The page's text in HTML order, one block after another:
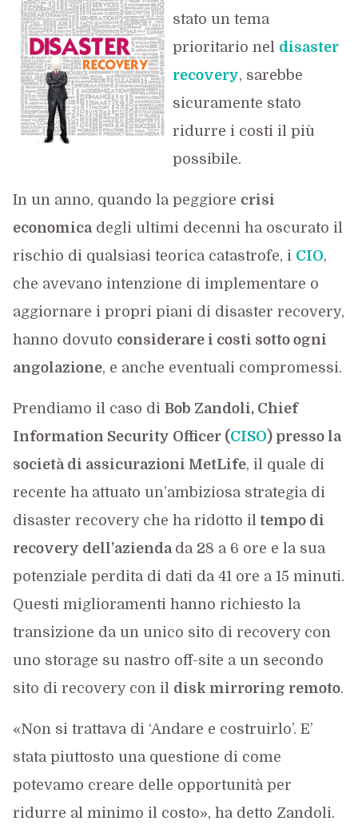
stato un tema
prioritario nel disaster
recovery, sarebbe
sicuramente stato
ridurre i costi il più
possibile.
In un anno, quando la peggiore crisi
economicadegli ultimi decenni ha oscurato il
rischio di qualsiasi teorica catastrofe, i CIO,
che avevano intenzione di implementare o
aggiornare i propri piani di disaster recovery,
hanno dovuto considerare i costi sotto ogni
angolazione, e anche eventuali compromessi.
Prendiamo il caso di Bob Zandoli, Chief
Information Security Officer (CISO) presso la
società di assicurazioni MetLife, il quale di
recente ha attuato un’ambiziosa strategia di
disaster recovery che ha ridotto iltempo di
recovery dell’azienda da 28 a 6 ore e la sua
potenziale perdita di dati da 41 ore a 15 minuti.
Questi miglioramenti hanno richiesto la
transizione da un unico sito di recovery con
uno storage su nastro off-site a un secondo
sito di recovery con il disk mirroring remoto.
«Non si trattava di ‘Andare e costruirlo’. E’
stata piuttosto una questione di come
potevamo creare delle opportunità per
ridurre al minimo il costo», ha detto Zandoli.